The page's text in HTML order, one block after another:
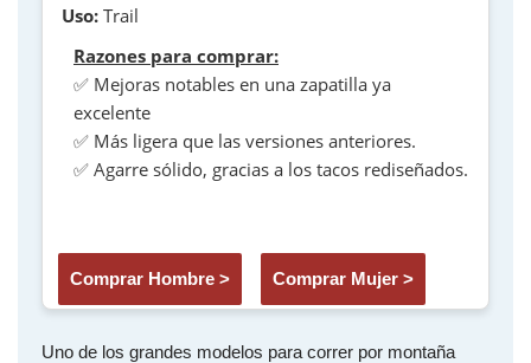
Uso: Trail
Razones para comprar:
✅ Mejoras notables en una zapatilla ya
excelente
✅ Más ligera que las versiones anteriores.
✅ Agarre sólido, gracias a los tacos rediseñados.
Comprar Hombre > Comprar Mujer >
Uno de los grandes modelos para correr por montaña